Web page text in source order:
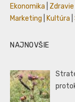
Ekonomika
Zdravie
Marketing
Kultúra
NAJNOVŠIE